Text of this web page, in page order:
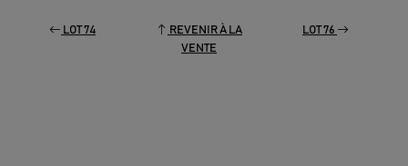
LOT 74
REVENIR À LA
VENTE
LOT 76